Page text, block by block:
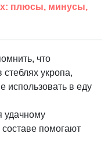
плюсы, минусы,
что
укропа,
использовать в еду
удачному
помогают